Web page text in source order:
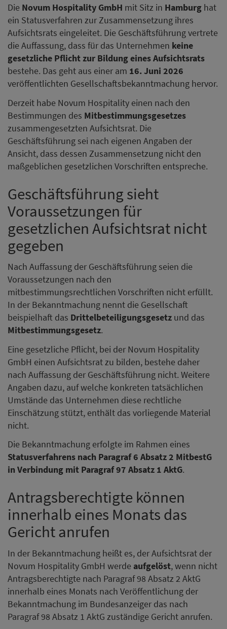
Die Novum Hospitality GmbH mit Sitz in Hamburg hat
ein Statusverfahren zur Zusammensetzung ihres
Aufsichtsrats eingeleitet. Die Geschäftsführung vertrete
die Auffassung, dass für das Unternehmen keine
gesetzliche Pflicht zur Bildung eines Aufsichtsrats
bestehe. Das geht aus einer am 16. Juni 2026
veröffentlichten Gesellschaftsbekanntmachung hervor.
Derzeit habe Novum Hospitality einen nach den
Bestimmungen des Mitbestimmungsgesetzes
zusammengesetzten Aufsichtsrat. Die
Geschäftsführung sei nach eigenen Angaben der
Ansicht, dass dessen Zusammensetzung nicht den
maßgeblichen gesetzlichen Vorschriften entspreche.
Geschäftsführung sieht
Voraussetzungen für
gesetzlichen Aufsichtsrat nicht
gegeben
Nach Auffassung der Geschäftsführung seien die
Voraussetzungen nach den
mitbestimmungsrechtlichen Vorschriften nicht erfüllt.
In der Bekanntmachung nennt die Gesellschaft
beispielhaft das Drittelbeteiligungsgesetz und das
Mitbestimmungsgesetz.
Eine gesetzliche Pflicht, bei der Novum Hospitality
GmbH einen Aufsichtsrat zu bilden, bestehe daher
nach Auffassung der Geschäftsführung nicht. Weitere
Angaben dazu, auf welche konkreten tatsächlichen
Umstände das Unternehmen diese rechtliche
Einschätzung stützt, enthält das vorliegende Material
nicht.
Die Bekanntmachung erfolgte im Rahmen eines
Statusverfahrens nach Paragraf 6 Absatz 2 MitbestG
in Verbindung mit Paragraf 97 Absatz 1 AktG.
Antragsberechtigte können
innerhalb eines Monats das
Gericht anrufen
In der Bekanntmachung heißt es, der Aufsichtsrat der
Novum Hospitality GmbH werde aufgelöst, wenn nicht
Antragsberechtigte nach Paragraf 98 Absatz 2 AktG
innerhalb eines Monats nach Veröffentlichung der
Bekanntmachung im Bundesanzeiger das nach
Paragraf 98 Absatz 1 AktG zuständige Gericht anrufen.